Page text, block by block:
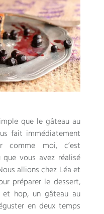
que le gâteau au
fait immédiatement
comme moi, c’est
vous avez réalisé
allions chez Léa et
préparer le dessert,
et hop, un gâteau au
en deux temps